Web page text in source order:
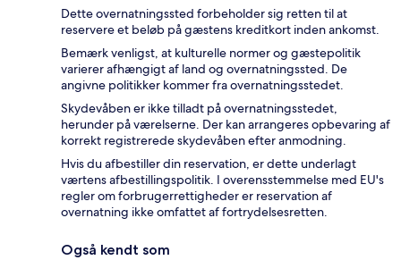
Dette overnatningssted forbeholder sig retten til at
reservere et beløb på gæstens kreditkort inden ankomst.
Bemærk venligst, at kulturelle normer og gæstepolitik
varierer afhængigt af land og overnatningssted. De
angivne politikker kommer fra overnatningsstedet.
Skydevåben er ikke tilladt på overnatningsstedet,
herunder på værelserne. Der kan arrangeres opbevaring af
korrekt registrerede skydevåben efter anmodning.
Hvis du afbestiller din reservation, er dette underlagt
værtens afbestillingspolitik. I overensstemmelse med EU's
regler om forbrugerrettigheder er reservation af
overnatning ikke omfattet af fortrydelsesretten.
Også kendt som